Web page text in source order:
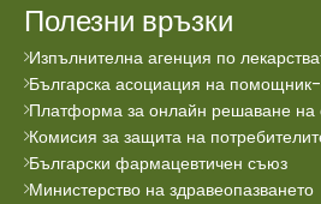
Полезни връзки
Изпълнителна агенция по
Българска асоциация на
Платформа за онлайн решаване на
Комисия за защита на
Български фармацевтичен съюз
Министерство на здравеопазването